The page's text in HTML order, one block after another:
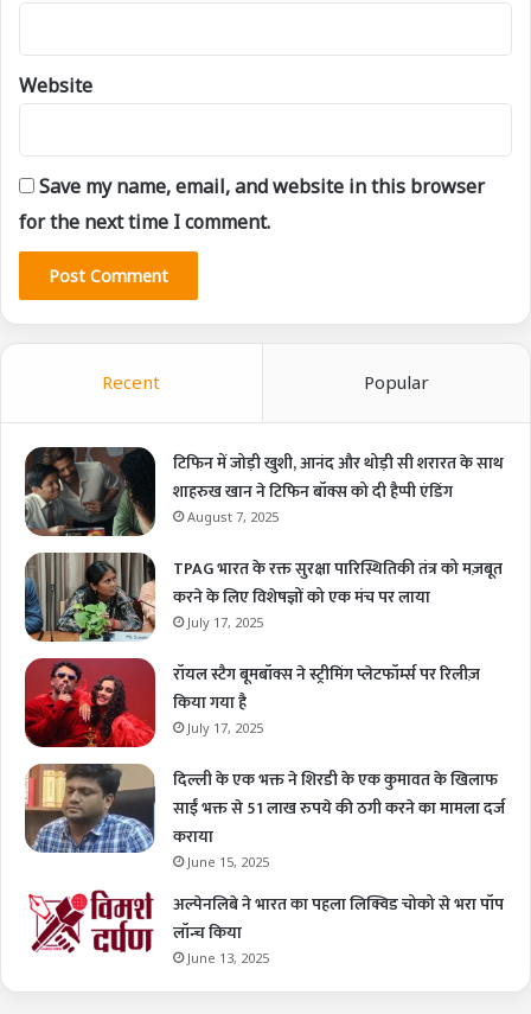
Website
Save my name, email, and website in this browser
for the next time I comment.
Recent Popular
टिफिन में जोड़ी खुशी, आनंद और थोड़ी सी शरारत के साथ
शाहरुख खान ने टिफिन बॉक्स को दी हैप्पी एंडिंग
August 7, 2025
TPAG भारत के रक्त सुरक्षा पारिस्थितिकी तंत्र को मज़बूत
करने के लिए विशेषज्ञों को एक मंच पर लाया
July 17, 2025
रॉयल स्टैग बूमबॉक्स ने स्ट्रीमिंग प्लेटफॉर्म्स पर रिलीज़
किया गया है
July 17, 2025
दिल्ली के एक भक्त ने शिरडी के एक कुमावत के खिलाफ
साईं भक्त से 51 लाख रुपये की ठगी करने का मामला दर्ज
कराया
June 15, 2025
अल्पेनलिबे ने भारत का पहला लिक्विड चोको से भरा पॉप
लॉन्च किया
June 13, 2025